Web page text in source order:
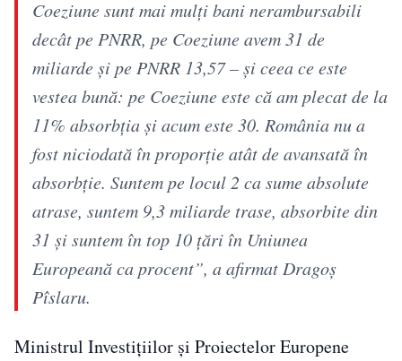
Coeziune sunt mai mulţi bani nerambursabili
decât pe PNRR, pe Coeziune avem 31 de
miliarde şi pe PNRR 13,57 – şi ceea ce este
vestea bună: pe Coeziune este că am plecat de la
11% absorbţia şi acum este 30. România nu a
fost niciodată în proporţie atât de avansată în
absorbţie. Suntem pe locul 2 ca sume absolute
atrase, suntem 9,3 miliarde trase, absorbite din
31 şi suntem în top 10 ţări în Uniunea
Europeană ca procent”, a afirmat Dragoș
Pîslaru.
Ministrul Investițiilor și Proiectelor Europene